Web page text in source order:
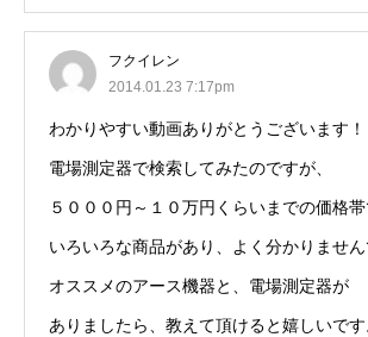
フクイレン
2014.01.23 7:17pm
わかりやすい動画ありがとうございます！
電場測定器で検索してみたのですが、
５０００円～１０万円くらいまでの価格
いろいろな商品があり、よく分かりません
オススメのアース機器と、電場測定器が
ありましたら、教えて頂けると嬉しいです